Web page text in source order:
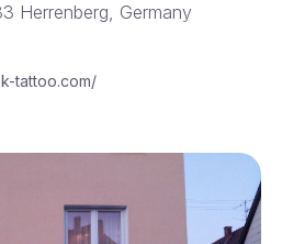
Herrenberg, Germany
tattoo.com/